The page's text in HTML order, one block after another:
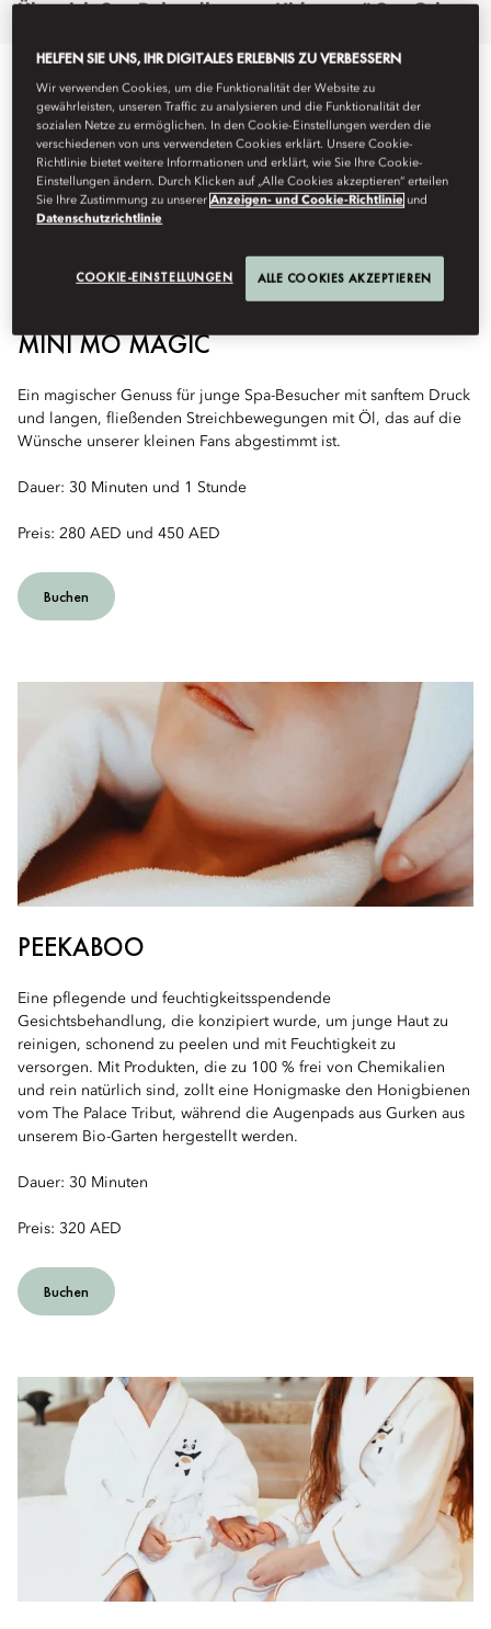
ÜbersichtSpa-Behandlungen„Hideaway“-Spa-Cabanas
MINI MO MAGIC
Ein magischer Genuss für junge Spa-Besucher mit sanftem Druck
und langen, fließenden Streichbewegungen mit Öl, das auf die
Wünsche unserer kleinen Fans abgestimmt ist.
Dauer: 30 Minuten und 1 Stunde
Preis: 280 AED und 450 AED
Buchen
PEEKABOO
Eine pflegende und feuchtigkeitsspendende
Gesichtsbehandlung, die konzipiert wurde, um junge Haut zu
reinigen, schonend zu peelen und mit Feuchtigkeit zu
versorgen. Mit Produkten, die zu 100 % frei von Chemikalien
und rein natürlich sind, zollt eine Honigmaske den Honigbienen
vom The Palace Tribut, während die Augenpads aus Gurken aus
unserem Bio-Garten hergestellt werden.
Dauer: 30 Minuten
Preis: 320 AED
Buchen
HELFEN SIE UNS, IHR DIGITALES ERLEBNIS ZU VERBESSERN
Wir verwenden Cookies, um die Funktionalität der Website zu
gewährleisten, unseren Traffic zu analysieren und die Funktionalität der
sozialen Netze zu ermöglichen. In den Cookie-Einstellungen werden die
verschiedenen von uns verwendeten Cookies erklärt. Unsere Cookie-
Richtlinie bietet weitere Informationen und erklärt, wie Sie Ihre Cookie-
Einstellungen ändern. Durch Klicken auf „Alle Cookies akzeptieren“ erteilen
Sie Ihre Zustimmung zu unsererAnzeigen- und Cookie-Richtlinie und
Datenschutzrichtlinie
COOKIE-EINSTELLUNGEN ALLE COOKIES AKZEPTIEREN